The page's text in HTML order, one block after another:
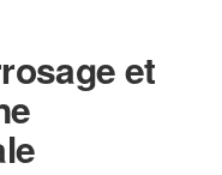
et